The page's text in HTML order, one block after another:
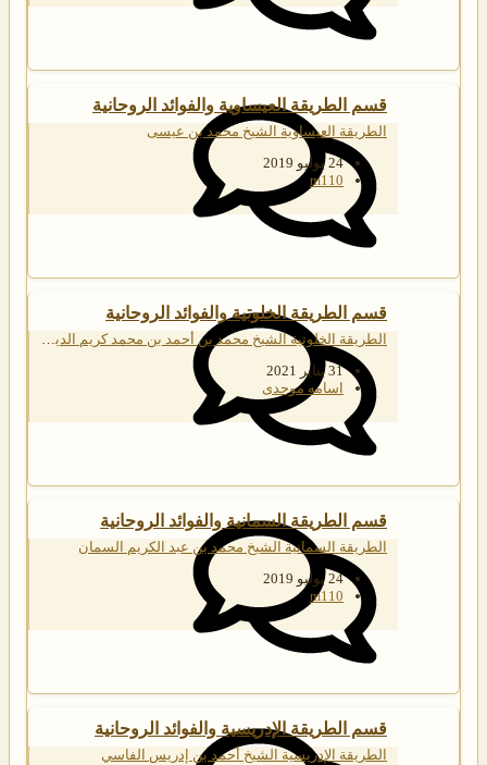
قسم الطريقة العيساوية والفوائد الروحانية
الطريقة العيساوية الشيخ محمد بن عيسى
24 يوليو 2019
m110
قسم الطريقة الخلوتية والفوائد الروحانية
الطريقة الخلوتية الشيخ محمد بن أحمد بن محمد كريم الدين الخلوتي
31 يناير 2021
اسامه موحدی
قسم الطريقة السمانية والفوائد الروحانية
الطريقة السمانية الشيخ محمد بن عبد الكريم السمان
24 يوليو 2019
m110
قسم الطريقة الإدريسية والفوائد الروحانية
الطريقة الإدريسية الشيخ أحمد بن إدريس الفاسي